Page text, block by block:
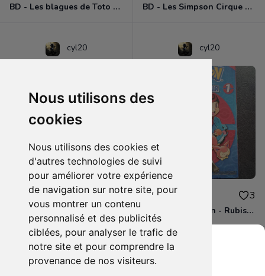
Nous utilisons des
cookies
Nous utilisons des cookies et
d'autres technologies de suivi
pour améliorer votre expérience
de navigation sur notre site, pour
vous montrer un contenu
personnalisé et des publicités
ciblées, pour analyser le trafic de
notre site et pour comprendre la
provenance de nos visiteurs.
BD - Les blagues de Toto - L'école des vannes - Tome 1 BD - Les Simpson Cirque en folie ! - Tome 11
cyl20
3.00€ 0
BD - Les Simpson - Sous les projecteurs - Tome 13
cyl20
4.00€ 3
Manga - Pokémon - Rubis et Saphir - Tome 1